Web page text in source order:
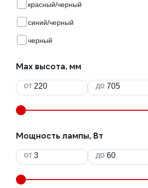
красный/черный
синий/черный
черный
Max высота, мм
от до
Мощность лампы, Вт
от до